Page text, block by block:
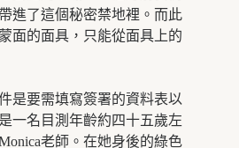
進了這個秘密禁地裡。而此
面的面具，只能從面具上的
是要需填寫簽署的資料表以
一名目測年齡約四十五歲左
老師。在她身後的綠色